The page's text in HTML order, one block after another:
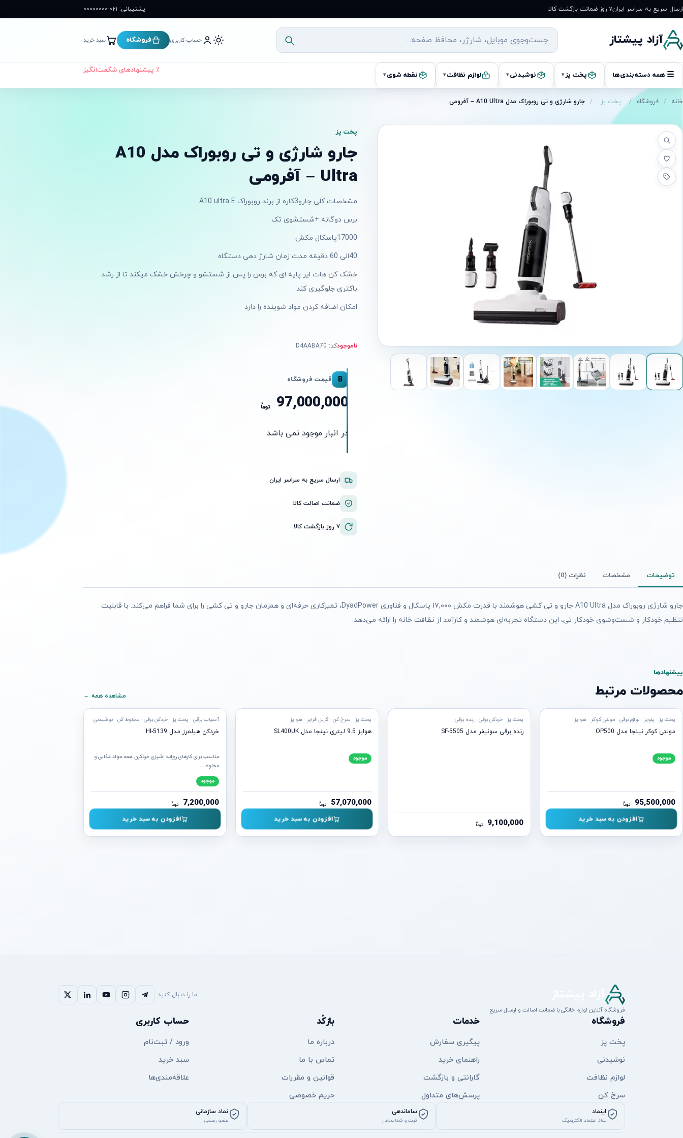
پرش
به
محتوا
ارسال سریع به سراسر ایران۷ روز ضمانت بازگشت کالا پشتیبانی: ۰۲۱-۰۰۰۰۰۰۰۰
آزاد پیشتاز حساب کاربری فروشگاه سبد خرید
☰ همه دسته‌بندی‌ها پخت پز ▾ نوشیدنی▾ لوازم نظافت▾ نقطه شوی ▾
٪ پیشنهادهای شگفت‌انگیز
خانه / فروشگاه / پخت پز / جارو شارژی و تی روبوراک مدل A10 Ultra – آفرومی
پخت پز
جارو شارژی و تی روبوراک مدل A10
Ultra – آفرومی
مشخصات کلی جارو3کاره از برند روبوراک A10 ultra E
برس دوگانه +شستشوی تک
17000پاسکال مکش
40الی 60 دقیقه مدت زمان شارژ دهی دستگاه
خشک کن هات ایر پایه ای که برس را پس از شستشو و چرخش خشک میکند تا از رشد
باکتری جلوگیری کند
امکان اضافه کردن مواد شوینده را دارد
ناموجودکد: D4AABA70
B قیمت فروشگاه
97,000,000 توما
ن
در انبار موجود نمی باشد
ارسال سریع به سراسر ایران
ضمانت اصالت کالا
۷ روز بازگشت کالا
توضیحات مشخصات نظرات (0)
جارو شارژی روبوراک مدل A10 Ultra جارو و تی کشی هوشمند با قدرت مکش ۱۷,۰۰۰ پاسکال و فناوری DyadPower، تمیزکاری حرفه‌ای و همزمان جارو و تی کشی را برای شما فراهم می‌کند. با قابلیت
تنظیم خودکار و شست‌وشوی خودکار تی، این دستگاه تجربه‌ای هوشمند و کارآمد از نظافت خانه را ارائه می‌دهد.
پیشنهادها
محصولات مرتبط مشاهده همه ←
پخت پز · پلوپز · لوازم برقی · مولتی کوکر · هواپز
مولتی کوکر نینجا مدل OP500
موجود
95,500,000 توما
ن
افزودن به سبد خرید
پخت پز · خردکن برقی · رنده برقی
رنده برقی سونیفر مدل SF-5505
9,100,000 توما
ن
پخت پز · سرخ کن · گریل فرایر · هواپز
هواپز 9.5 لیتری نینجا مدل SL400UK
موجود
57,070,000 توما
ن
افزودن به سبد خرید
آسیاب برقی · پخت پز · خردکن برقی · مخلوط کن · نوشیدنی
خردکن هیلمرز مدل HI-5139
مناسب برای کارهای روزانه اشپزی خردکرن همه مواد غذایی و
مخلوط…
موجود
7,200,000 توما
ن
افزودن به سبد خرید
ما را دنبال کنید
فروشگاه آنلاین لوازم خانگی با ضمانت اصالت و ارسال سریع
فروشگاه
پخت پز
نوشیدنی
لوازم نظافت
سرخ کن
خدمات
پیگیری سفارش
راهنمای خرید
گارانتی و بازگشت
پرسش‌های متداول
بازکُد
درباره ما
تماس با ما
قوانین و مقررات
حریم خصوصی
حساب کاربری
ورود / ثبت‌نام
سبد خرید
علاقه‌مندی‌ها
اینماد
نماد اعتماد الکترونیک
ساماندهی
ثبت و شناسه‌دار
نماد سازمانی
عضو رسمی